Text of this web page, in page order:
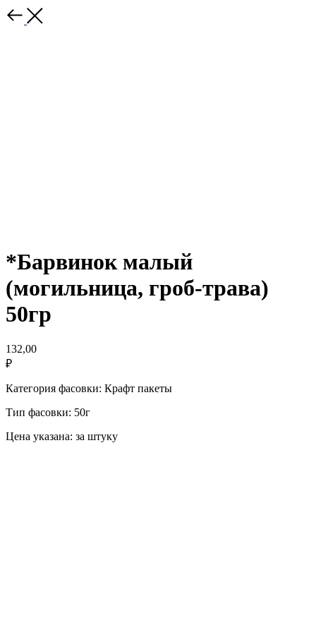
*Барвинок малый
(могильница, гроб-трава)
50гр
132,00
₽
Категория фасовки: Крафт пакеты
Тип фасовки: 50г
Цена указана: за штуку